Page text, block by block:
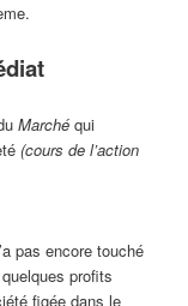
Marché qui
(cours de l’action
pas encore touché
profits
figée dans le